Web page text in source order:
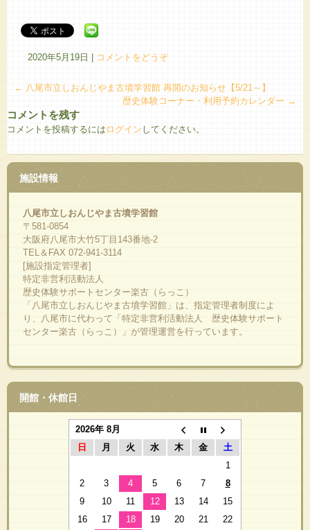
2020年5月19日 コメントをどうぞ
← 八尾市立しおんじやま古墳学習館 再開のお知らせ【5/21～】
歴史体験コーナー・利用予約カレンダー →
コメントを残す
コメントを投稿するには ログイン してください。
施設情報
八尾市立しおんじやま古墳学習館
〒581-0854
大阪府八尾市大竹5丁目143番地-2
TEL＆FAX 072-941-3114
[施設指定管理者]
特定非営利活動法人
歴史体験サポートセンター楽古（らっこ）
「八尾市立しおんじやま古墳学習館」は、指定管理者制度によ
り、八尾市に代わって「特定非営利活動法人 歴史体験サポート
センター楽古（らっこ）」が管理運営を行っています。
開館・休館日
2026年 8月
日
月 火 水 木 金
土
1
2
3 4 5 6 7
8
9
10 11 12 13 14
15
16
17 18 19 20 21
22